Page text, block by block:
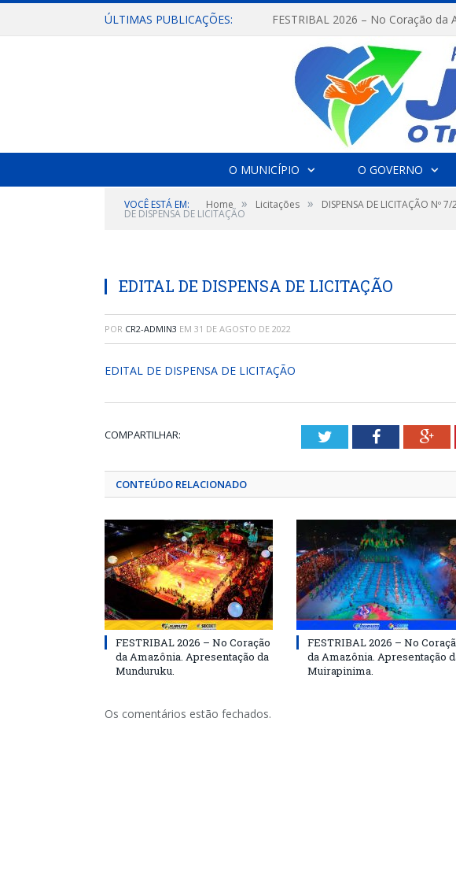
ÚLTIMAS PUBLICAÇÕES:
O MUNICÍPIO O GOVERNO
VOCÊ ESTÁ EM: Home » Licitações » DISPENSA DE LICITAÇÃO Nº
DE DISPENSA DE LICITAÇÃO
EDITAL DE DISPENSA DE LICITAÇÃO
POR CR2-ADMIN3 EM 31 DE AGOSTO DE 2022
EDITAL DE DISPENSA DE LICITAÇÃO
COMPARTILHAR: TwitterFacebook
CONTEÚDO RELACIONADO
FESTRIBAL 2026 – No Coração
da Amazônia. Apresentação da
Munduruku.
FESTRIBAL 2026 – No
da Amazônia. Apresentação
Muirapinima.
Os comentários estão fechados.